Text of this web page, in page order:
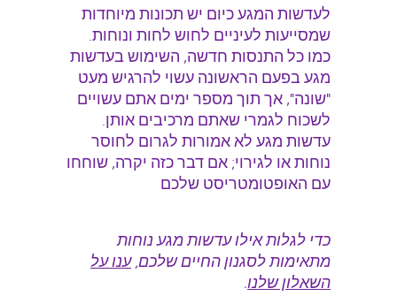
לעדשות המגע כיום יש תכונות מיוחדות
שמסייעות לעיניים לחוש לחות ונוחות.
כמו כל התנסות חדשה, השימוש בעדשות
מגע בפעם הראשונה עשוי להרגיש מעט
"שונה", אך תוך מספר ימים אתם עשויים
לשכוח לגמרי שאתם מרכיבים אותן.
עדשות מגע לא אמורות לגרום לחוסר
נוחות או לגירוי; אם דבר כזה יקרה, שוחחו
עם האופטומטריסט שלכם
כדי לגלות אילו עדשות מגע נוחות
מתאימות לסגנון החיים שלכם,ענו על
השאלון שלנו.